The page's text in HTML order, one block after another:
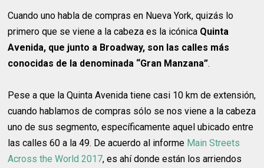
Cuando uno habla de compras en Nueva York, quizás lo
primero que se viene a la cabeza es la icónica Quinta
Avenida, que junto a Broadway, son las calles más
conocidas de la denominada “Gran Manzana”.
Pese a que la Quinta Avenida tiene casi 10 km de extensión,
cuando hablamos de compras sólo se nos viene a la cabeza
uno de sus segmento, específicamente aquel ubicado entre
las calles 60 a la 49. De acuerdo al informe Main Streets
Across the World 2017, es ahí donde están los arriendos